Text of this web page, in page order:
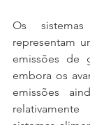
Os
representam
emissões de
embora os
emissões